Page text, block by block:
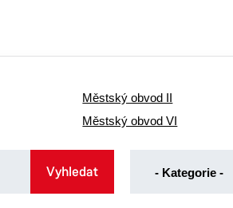
Městský obvod II
Městský obvod VI
Vyhledat
Kategorie
- Kategorie -